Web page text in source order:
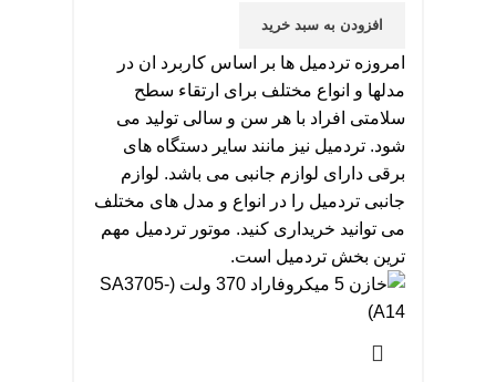
افزودن به سبد خرید
امروزه تردمیل ها بر اساس کاربرد ان در
مدلها و انواع مختلف برای ارتقاء سطح
سلامتی افراد با هر سن و سالی تولید می
شود. تردمیل نیز مانند سایر دستگاه های
برقی دارای لوازم جانبی می باشد. لوازم
جانبی تردمیل را در انواع و مدل های مختلف
می توانید خریداری کنید. موتور تردمیل مهم
ترین بخش تردمیل است.